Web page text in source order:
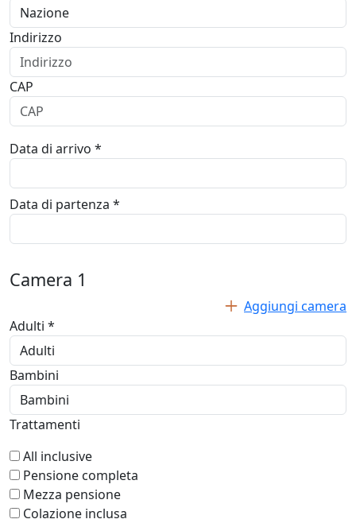
Indirizzo
CAP
Data di arrivo *
Data di partenza *
Camera 1
Aggiungi camera
Adulti *
Bambini
Trattamenti
All inclusive
Pensione completa
Mezza pensione
Colazione inclusa